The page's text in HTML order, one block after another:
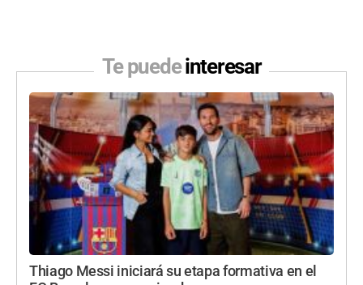
Te puedeinteresar
Thiago Messi iniciará su etapa formativa en el